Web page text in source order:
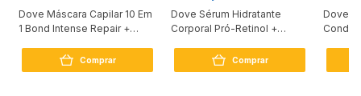
Dove Máscara Capilar 10 Em
1 Bond Intense Repair +
Comprar
Dove Sérum Hidratante
Corporal Pró-Retinol +
Comprar
Dove